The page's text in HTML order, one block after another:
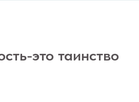
это таинство